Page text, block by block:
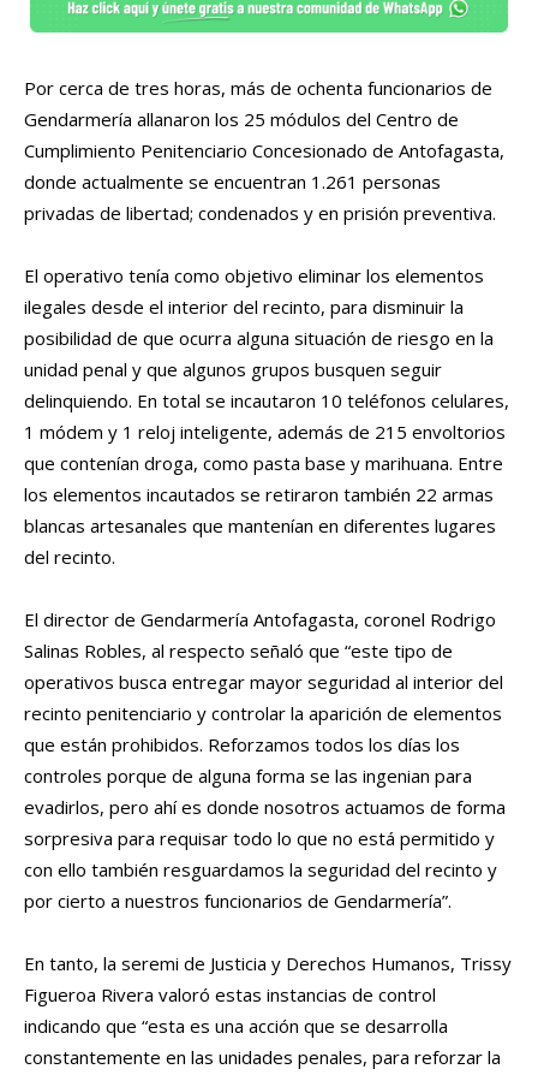
Por cerca de tres horas, más de ochenta funcionarios de
Gendarmería allanaron los 25 módulos del Centro de
Cumplimiento Penitenciario Concesionado de Antofagasta,
donde actualmente se encuentran 1.261 personas
privadas de libertad; condenados y en prisión preventiva.
El operativo tenía como objetivo eliminar los elementos
ilegales desde el interior del recinto, para disminuir la
posibilidad de que ocurra alguna situación de riesgo en la
unidad penal y que algunos grupos busquen seguir
delinquiendo. En total se incautaron 10 teléfonos celulares,
1 módem y 1 reloj inteligente, además de 215 envoltorios
que contenían droga, como pasta base y marihuana. Entre
los elementos incautados se retiraron también 22 armas
blancas artesanales que mantenían en diferentes lugares
del recinto.
El director de Gendarmería Antofagasta, coronel Rodrigo
Salinas Robles, al respecto señaló que “este tipo de
operativos busca entregar mayor seguridad al interior del
recinto penitenciario y controlar la aparición de elementos
que están prohibidos. Reforzamos todos los días los
controles porque de alguna forma se las ingenian para
evadirlos, pero ahí es donde nosotros actuamos de forma
sorpresiva para requisar todo lo que no está permitido y
con ello también resguardamos la seguridad del recinto y
por cierto a nuestros funcionarios de Gendarmería”.
En tanto, la seremi de Justicia y Derechos Humanos, Trissy
Figueroa Rivera valoró estas instancias de control
indicando que “esta es una acción que se desarrolla
constantemente en las unidades penales, para reforzar la